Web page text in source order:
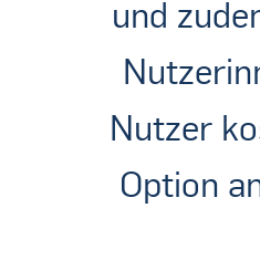
und
Nutzer
Option